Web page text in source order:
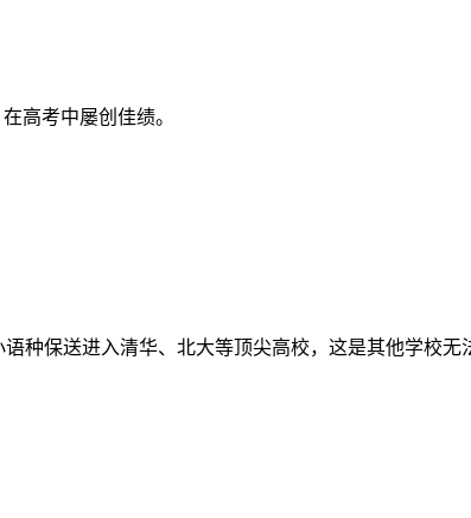
高考中屡创佳绩。
种保送进入清华、北大等顶尖高校，这是其他学校无